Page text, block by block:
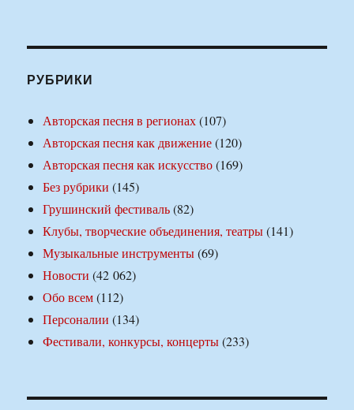
РУБРИКИ
Авторская песня в регионах(107)
Авторская песня как движение(120)
Авторская песня как искусство(169)
Без рубрики (145)
Грушинский фестиваль(82)
Клубы, творческие объединения, театры(141)
Музыкальные инструменты(69)
Новости (42 062)
Обо всем(112)
Персоналии (134)
Фестивали, конкурсы, концерты(233)